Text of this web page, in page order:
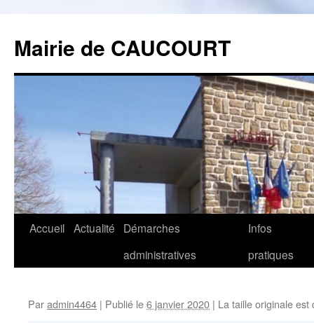
Mairie de CAUCOURT
Aller
Accueil Actualité
Démarches
administratives
Infos
pratiques
Paradmin4464 | Publié le6 janvier 2020 | La taille originale